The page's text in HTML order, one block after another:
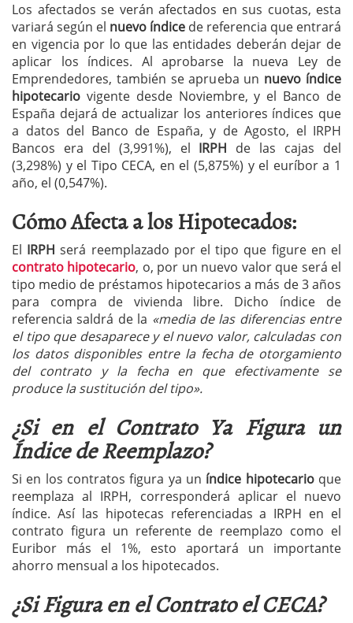
Los afectados se verán afectados en sus cuotas, esta
variará según el nuevo índice de referencia que entrará
en vigencia por lo que las entidades deberán dejar de
aplicar los índices. Al aprobarse la nueva Ley de
Emprendedores, también se aprueba un nuevo índice
hipotecario vigente desde Noviembre, y el Banco de
España dejará de actualizar los anteriores índices que
a datos del Banco de España, y de Agosto, el IRPH
Bancos era del (3,991%), el IRPH de las cajas del
(3,298%) y el Tipo CECA, en el (5,875%) y el euríbor a 1
año, el (0,547%).
Cómo Afecta a los Hipotecados:
El IRPH será reemplazado por el tipo que figure en el
contrato hipotecario, o, por un nuevo valor que será el
tipo medio de préstamos hipotecarios a más de 3 años
para compra de vivienda libre. Dicho índice de
referencia saldrá de la «media de las diferencias entre
el tipo que desaparece y el nuevo valor, calculadas con
los datos disponibles entre la fecha de otorgamiento
del contrato y la fecha en que efectivamente se
produce la sustitución del tipo».
¿Si en el Contrato Ya Figura un
Índice de Reemplazo?
Si en los contratos figura ya un índice hipotecarioque
reemplaza al IRPH, corresponderá aplicar el nuevo
índice. Así las hipotecas referenciadas a IRPH en el
contrato figura un referente de reemplazo como el
Euribor más el 1%, esto aportará un importante
ahorro mensual a los hipotecados.
¿Si Figura en el Contrato el CECA?